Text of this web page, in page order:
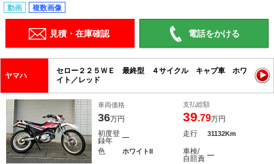
動画 複数画像
見積・在庫確認 電話をかける
ヤマハ
セロー２２５ＷＥ 最終型 ４サイクル キャブ車 ホワ
イト／レッド
車両価格
36万円
支払総額
39.79万円
初度登
録年
― 走行 31132Km
色 ホワイトII
車検/
自賠責 ―